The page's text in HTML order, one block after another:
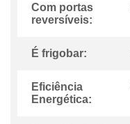
Com portas
reversíveis:
É frigobar:
Eficiência
Energética: